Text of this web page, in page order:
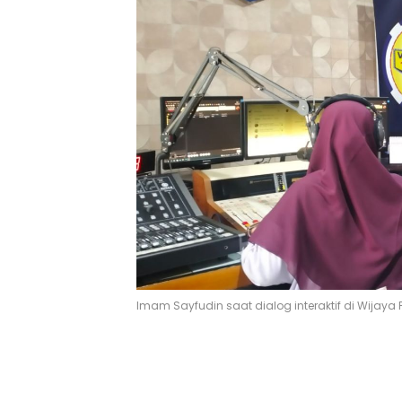
Imam Sayfudin saat dialog interaktif di Wijaya